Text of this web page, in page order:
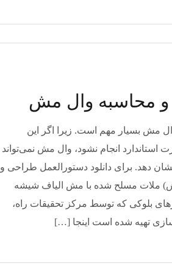
محاسبه وال مش
مش بسیار مهم است. زیرا اگر این
انجام نشود، وال مش نمی‌تواند
دهد. برای دانلود دستورالعمل طراحی و
ملات مسلح شده با مش الیاف شیشه
بلوکی که توسط مرکز تحقیقات راه،
تهیه شده است اینجا […]